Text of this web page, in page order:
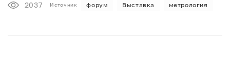
2037 Источник форум Выставка метрология